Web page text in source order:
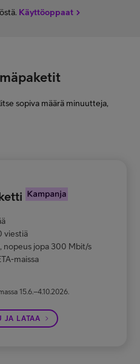
Käyttöoppaat
sopiva määrä minuutteja,
viestiä
nopeus jopa 300 Mbit/s
maissa
15.6.–4.10.2026.
JA LATAA